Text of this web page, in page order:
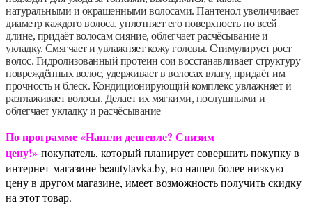
натуральными и окрашенными волосами. Пантенол увеличивает
диаметр каждого волоса, уплотняет его поверхность по всей
длине, придаёт волосам сияние, облегчает расчёсывание и
укладку. Смягчает и увлажняет кожу головы. Стимулирует рост
волос. Гидролизованный протеин сои восстанавливает структуру
повреждённых волос, удерживает в волосах влагу, придаёт им
прочность и блеск. Кондиционирующий комплекс увлажняет и
разглаживает волосы. Делает их мягкими, послушными и
облегчает укладку и расчёсывание
По программе «Нашли дешевле? Снизим
цену!» покупатель, который планирует совершить покупку в
интернет-магазине beautylavka.by, но нашел более низкую
цену в другом магазине, имеет возможность получить скидку
на этот товар.